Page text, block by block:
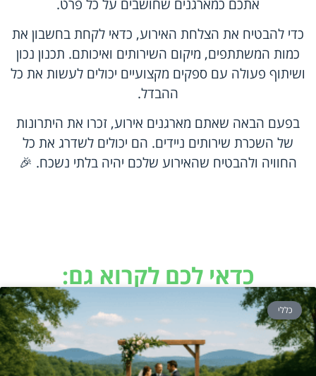
אתכם כמארגנים שחושבים על כל פרט.
כדי להבטיח את הצלחת האירוע, כדאי לקחת בחשבון את
כמות המשתתפים, מיקום השירותים ואיכותם. תכנון נכון
ושיתוף פעולה עם ספקים מקצועיים יכולים לעשות את כל
ההבדל.
בפעם הבאה שאתם מארגנים אירוע, זכרו את היתרונות
של השכרת שירותים ניידים. הם יכולים לשדרג את כל
החוויה ולהבטיח שהאירוע שלכם יהיה בלתי נשכח. 🎉
כדאי לכם לקרוא גם:
כללי